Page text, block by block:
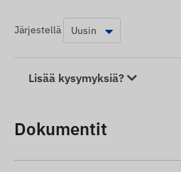
Järjestellä
Lisää kysymyksiä?
Dokumentit